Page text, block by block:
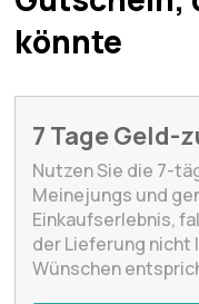
könnte
7 Tage Geld-
Nutzen Sie die 7-
Meinejungs und
Einkaufserlebnis,
der Lieferung nicht
Wünschen